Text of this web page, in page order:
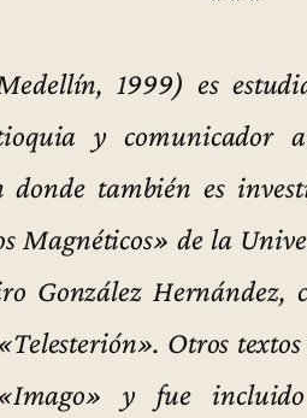
1999) es
y comunicador
también es
Magnéticos» de la
González
Otros
«Imago» y fue